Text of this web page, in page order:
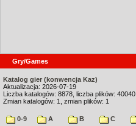
Gry/Games
Katalog gier (konwencja Kaz)
Aktualizacja: 2026-07-19
Liczba katalogów: 8878, liczba plików: 40040
Zmian katalogów: 1, zmian plików: 1
0-9 A B C